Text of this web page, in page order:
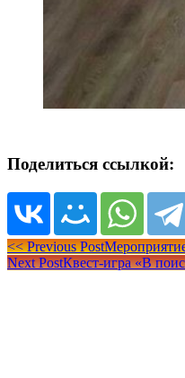
Поделиться ссылкой:
Навигация
по
<< Previous Post
Next PostКвест-игра «В